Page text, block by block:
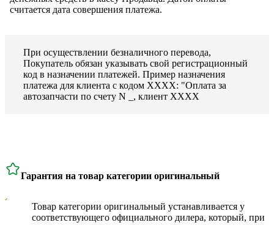
считается дата совершения платежа.
При осуществлении безналичного перевода,
Покупатель обязан указывать свой регистрационный
код в назначении платежей. Пример назначения
платежа для клиента с кодом ХХХХ: "Оплата за
автозапчасти по счету N _, клиент ХХХХ
Гарантия на товар категории оригинальный
Товар категории оригинальный устанавливается у
соответствующего официального дилера, который, при